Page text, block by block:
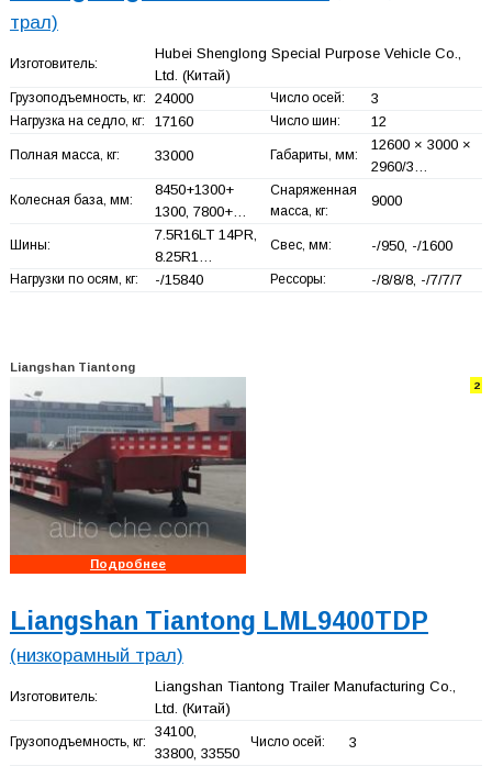
трал)
Изготовитель:
Hubei Shenglong Special Purpose Vehicle Co.,
Ltd. (Китай)
Грузоподъемность, кг: 24000 Число осей: 3
Нагрузка на седло, кг: 17160 Число шин: 12
Полная масса, кг: 33000 Габариты, мм:
12600 × 3000 ×
2960/3…
Колесная база, мм:
8450+1300+
1300, 7800+…
Снаряженная
масса, кг:
9000
Шины:
7.5R16LT 14PR,
8.25R1…
Свес, мм: -/950, -/1600
Нагрузки по осям, кг: -/15840 Рессоры: -/8/8/8, -/7/7/7
Liangshan Tiantong
2
Подробнее
Liangshan Tiantong LML9400TDP
(низкорамный трал)
Изготовитель:
Liangshan Tiantong Trailer Manufacturing Co.,
Ltd. (Китай)
Грузоподъемность, кг:
34100,
33800, 33550
Число осей: 3